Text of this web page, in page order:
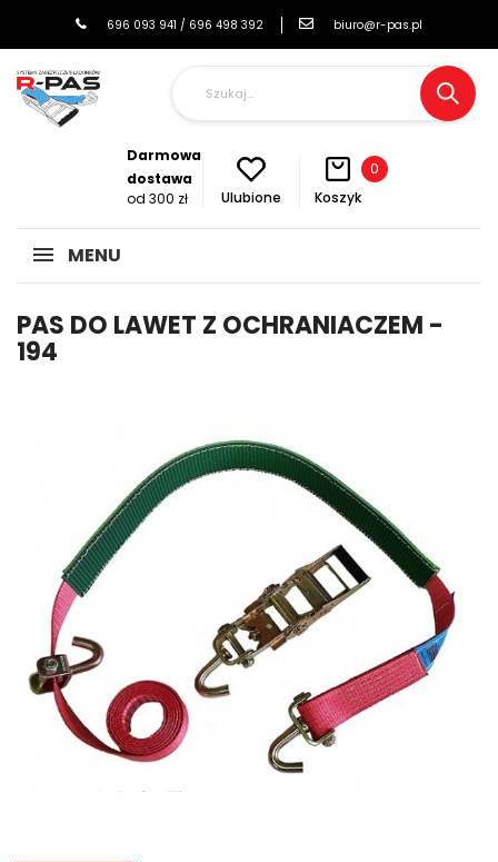
696 093 941 / 696 498 392 biuro@r-pas.pl
Darmowa
dostawa
od 300 zł
Ulubione Koszyk
0
MENU
PAS DO LAWET Z OCHRANIACZEM -
194